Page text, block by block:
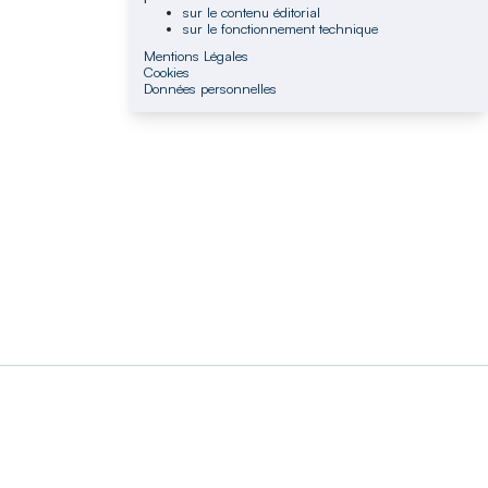
sur le contenu éditorial
sur le fonctionnement technique
Mentions Légales
Cookies
Données personnelles